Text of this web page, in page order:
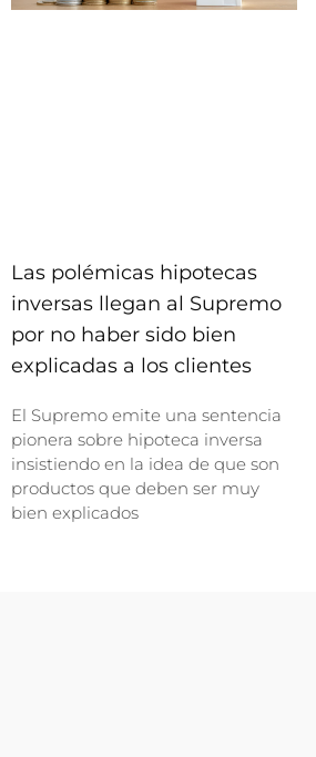
Las polémicas hipotecas
inversas llegan al Supremo
por no haber sido bien
explicadas a los clientes
El Supremo emite una sentencia
pionera sobre hipoteca inversa
insistiendo en la idea de que son
productos que deben ser muy
bien explicados